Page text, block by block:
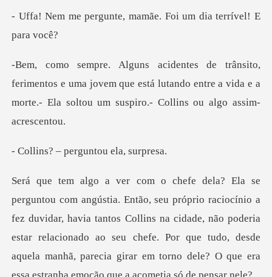
te, mamãe. Foi um dia
os e uma jovem que está lutando entre a vida e a
morte.-
perguntou e
z duvidar, havia tantos Collins na cidade, não poderia
estar relacionado ao seu chefe. Por que tudo, desde